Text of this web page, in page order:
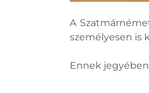
A
személyesen is
Ennek